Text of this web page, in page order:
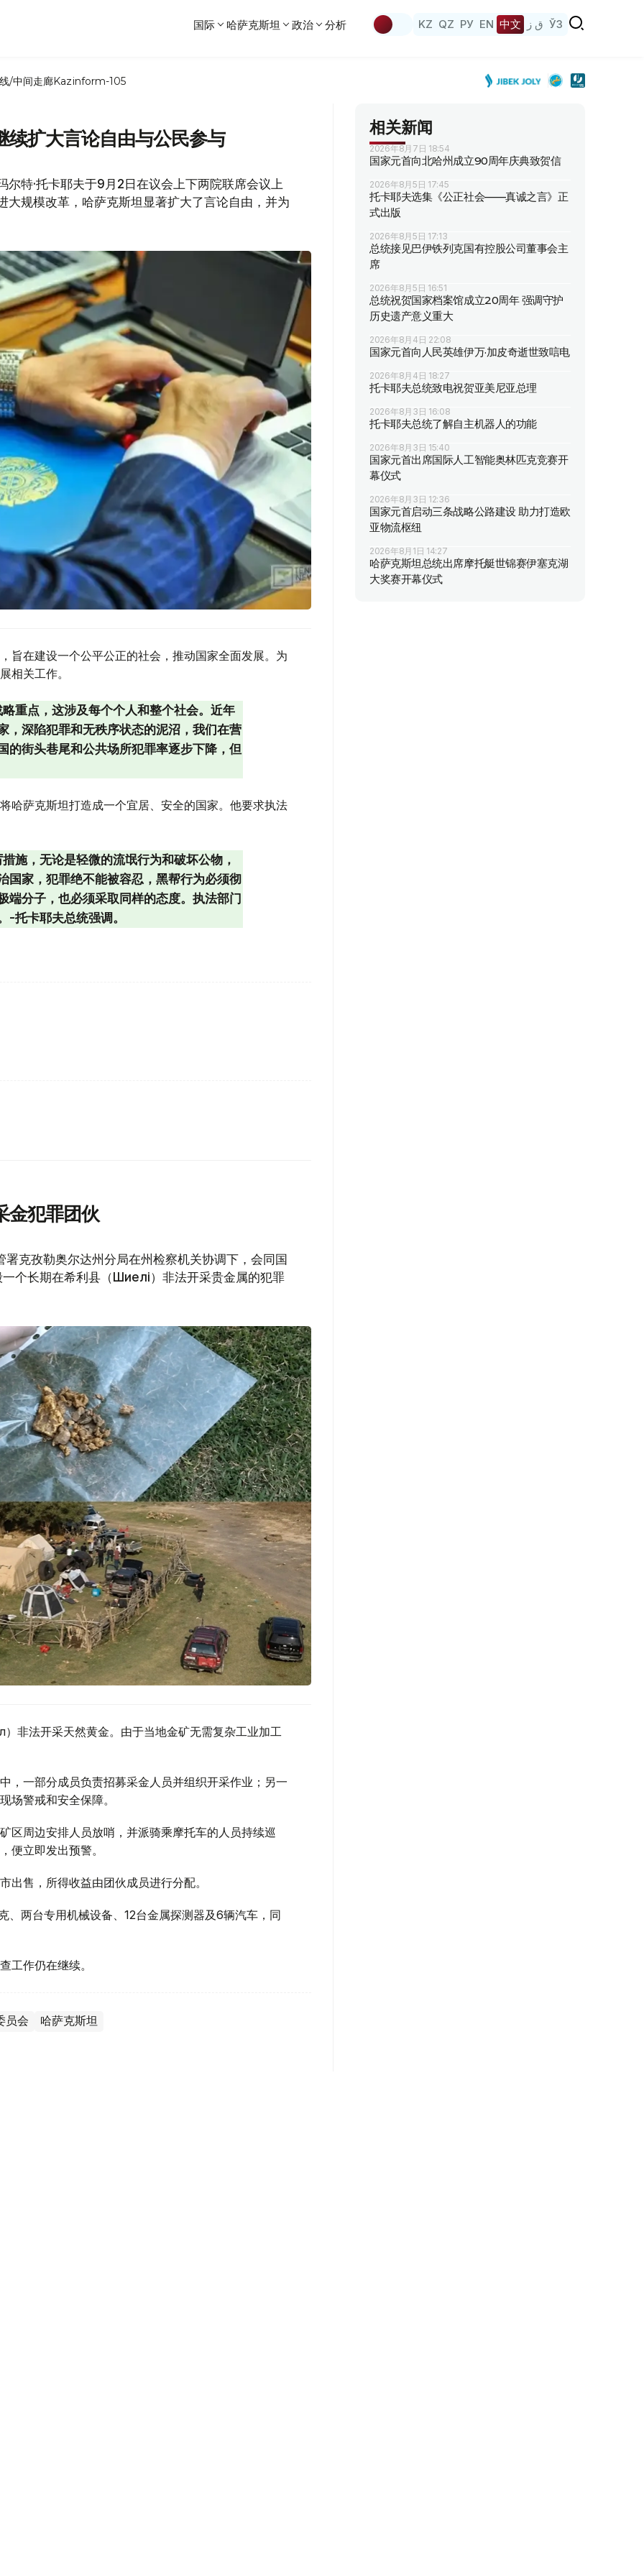
国际 哈萨克斯坦 政治 分析 KZ QZ РУ EN 中文 ق ز ЎЗ
/中间走廊Kazinform-105
续扩大言论自由与公民参与
尔特·托卡耶夫于9月2日在议会上下两院联席会议上
规模改革，哈萨克斯坦显著扩大了言论自由，并为
旨在建设一个公平公正的社会，推动国家全面发展。为
相关工作。
重点，这涉及每个个人和整个社会。近年
，深陷犯罪和无秩序状态的泥沼，我们在营
的街头巷尾和公共场所犯罪率逐步下降，但
哈萨克斯坦打造成一个宜居、安全的国家。他要求执法
施，无论是轻微的流氓行为和破坏公物，
国家，犯罪绝不能被容忍，黑帮行为必须彻
端分子，也必须采取同样的态度。执法部门
-托卡耶夫总统强调。
金犯罪团伙
克孜勒奥尔达州分局在州检察机关协调下，会同国
个长期在希利县（Шиелі）非法开采贵金属的犯罪
非法开采天然黄金。由于当地金矿无需复杂工业加工
，一部分成员负责招募采金人员并组织开采作业；另一
场警戒和安全保障。
区周边安排人员放哨，并派骑乘摩托车的人员持续巡
便立即发出预警。
出售，所得收益由团伙成员进行分配。
两台专用机械设备、12台金属探测器及6辆汽车，同
工作仍在继续。
员会 哈萨克斯坦
相关新闻
2026年8月7日 18:54
国家元首向北哈州成立90周年庆典致贺信
2026年8月5日 17:45
托卡耶夫选集《公正社会——真诚之言》正
式出版
2026年8月5日 17:13
总统接见巴伊铁列克国有控股公司董事会主
席
2026年8月5日 16:51
总统祝贺国家档案馆成立20周年 强调守护
历史遗产意义重大
2026年8月4日 22:08
国家元首向人民英雄伊万·加皮奇逝世致唁电
2026年8月4日 18:27
托卡耶夫总统致电祝贺亚美尼亚总理
2026年8月3日 16:08
托卡耶夫总统了解自主机器人的功能
2026年8月3日 15:40
国家元首出席国际人工智能奥林匹克竞赛开
幕仪式
2026年8月3日 12:36
国家元首启动三条战略公路建设 助力打造欧
亚物流枢纽
2026年8月1日 14:27
哈萨克斯坦总统出席摩托艇世锦赛伊塞克湖
大奖赛开幕仪式